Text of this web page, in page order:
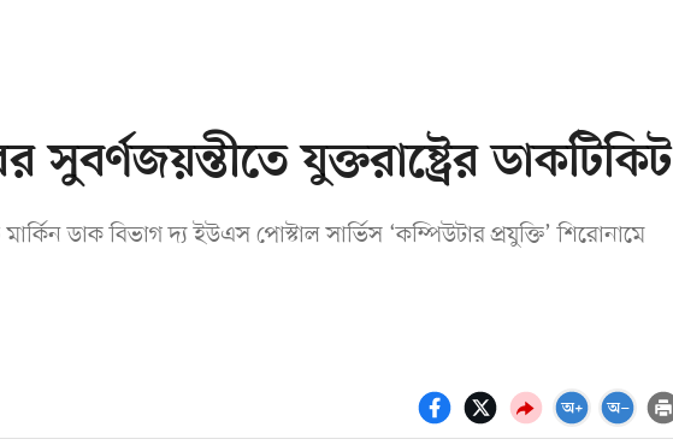
যুক্তরাষ্ট্রের ডাকটিকিট
ডাক বিভাগ দ্য ইউএস পোস্টাল সার্ভিস ‘কম্পিউটার প্রযুক্তি’ শিরোনামে